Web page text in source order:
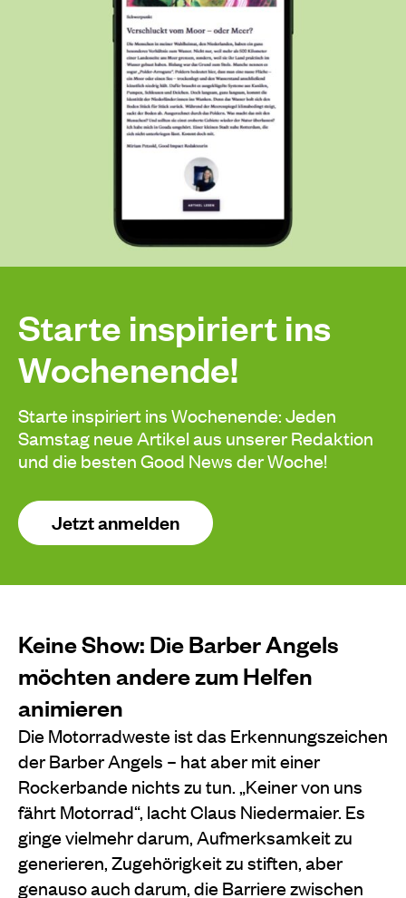
Starte inspiriert ins
Wochenende!
Starte inspiriert ins Wochenende: Jeden
Samstag neue Artikel aus unserer Redaktion
und die besten Good News der Woche!
Jetzt anmelden
Keine Show: Die Barber Angels
möchten andere zum Helfen
animieren
Die Motorradweste ist das Erkennungszeichen
der Barber Angels – hat aber mit einer
Rockerbande nichts zu tun. „Keiner von uns
fährt Motorrad“, lacht Claus Niedermaier. Es
ginge vielmehr darum, Aufmerksamkeit zu
generieren, Zugehörigkeit zu stiften, aber
genauso auch darum, die Barriere zwischen